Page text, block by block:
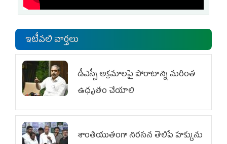
ఇటీవలి వార్తలు
డీఎస్సీ అక్రమాలపై పోరాటాన్ని మరింత
ఉధృతం చేయాలి
శాంతియుతంగా నిరసన తెలిపే హక్కును